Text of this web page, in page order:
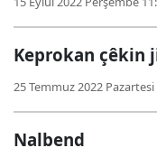
Keprokan çêkin
25 Temmuz 2022 Pazartesi
Nalbend